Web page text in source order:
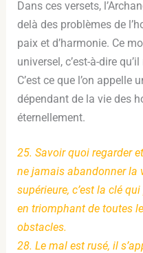
Dans ces versets,
delà des problèmes de
paix et d’harmonie. Ce
universel, c’est-à-dire
C’est ce que l’on appelle
dépendant de la vie des
éternellement.
25. Savoir quoi regarder
ne jamais abandonner la
supérieure, c’est la clé
en triomphant de toutes
obstacles.
28. Le mal est rusé, il